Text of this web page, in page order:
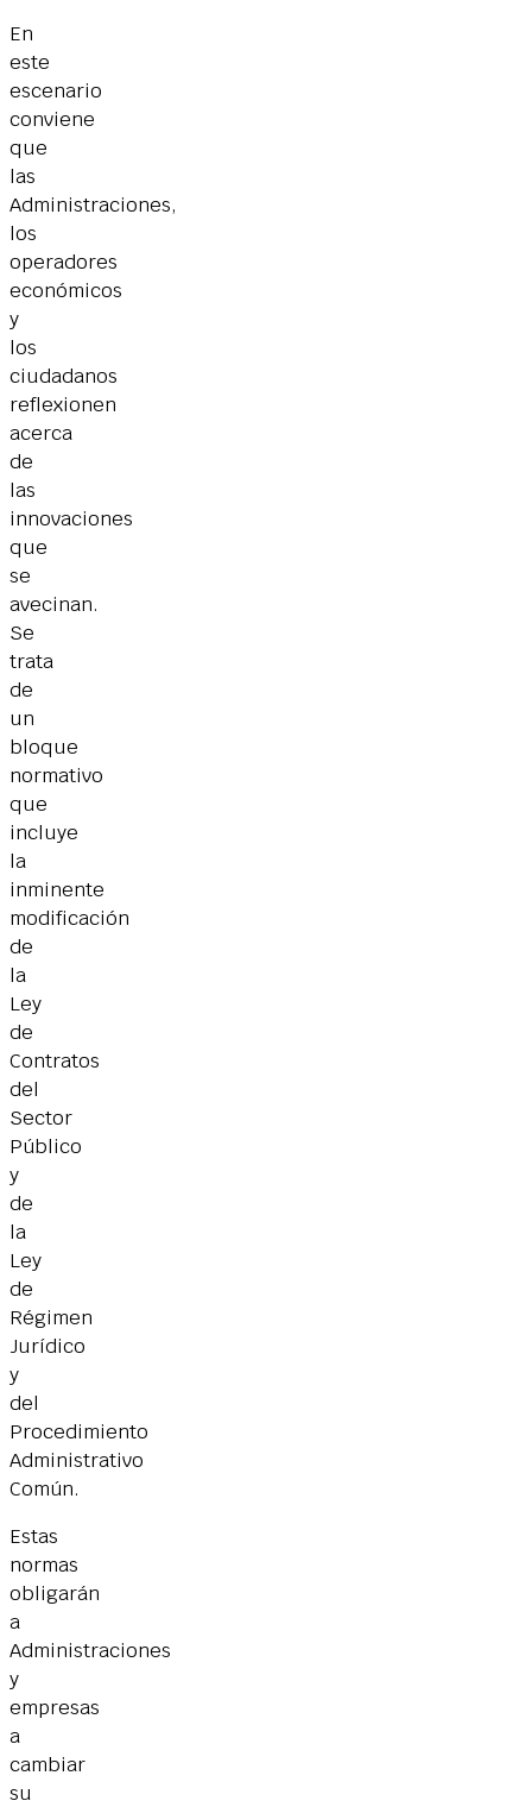
En
este
escenario
conviene
que
las
Administraciones,
los
operadores
económicos
y
los
ciudadanos
reflexionen
acerca
de
las
innovaciones
que
se
avecinan.
Se
trata
de
un
bloque
normativo
que
incluye
la
inminente
modificación
de
la
Ley
de
Contratos
del
Sector
Público
y
de
la
Ley
de
Régimen
Jurídico
y
del
Procedimiento
Administrativo
Común.
Estas
normas
obligarán
a
Administraciones
y
empresas
a
cambiar
su